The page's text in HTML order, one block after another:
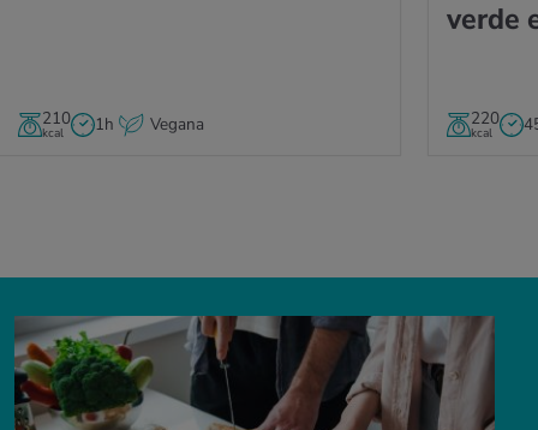
210
kcal 1h Vegana
verde
220
kcal